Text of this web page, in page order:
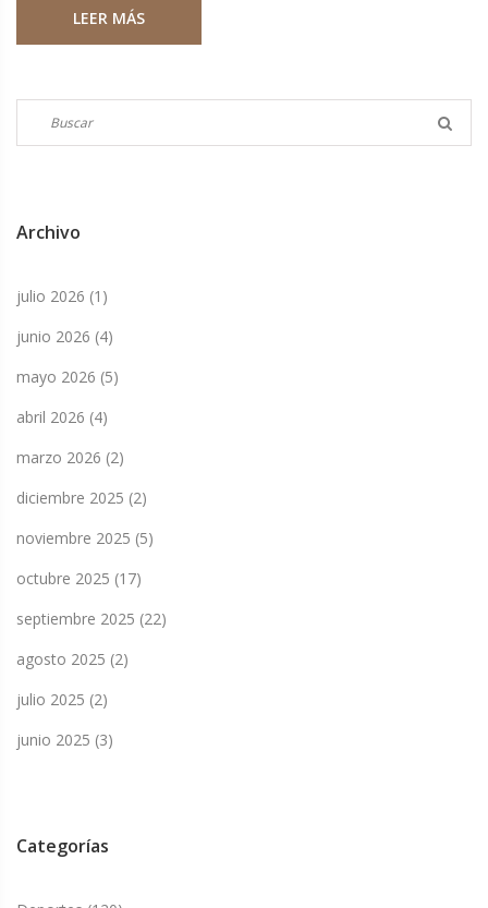
colocó en el 12º lugar mientras Russell marcó el mejor
LEER MÁS
Archivo
julio 2026 (1)
junio 2026 (4)
mayo 2026 (5)
abril 2026 (4)
marzo 2026 (2)
diciembre 2025 (2)
noviembre 2025 (5)
octubre 2025 (17)
septiembre 2025 (22)
agosto 2025 (2)
julio 2025 (2)
junio 2025 (3)
Categorías